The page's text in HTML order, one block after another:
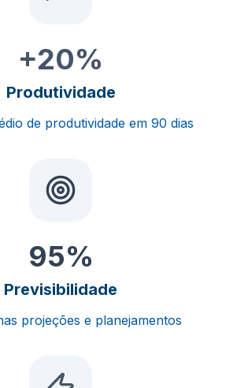
+20%
Produtividade
de produtividade em 90 dias
95%
Previsibilidade
projeções e planejamentos